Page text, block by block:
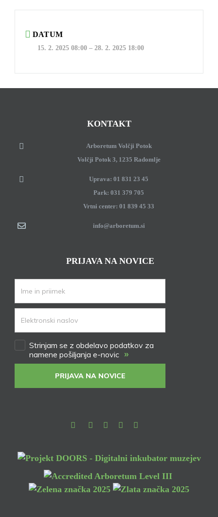
DATUM
15. 2. 2025 08:00– 28. 2. 2025 18:00
KONTAKT
Arboretum Volčji Potok
Volčji Potok 3, 1235 Radomlje
Uprava: 01 831 23 45
Park: 031 379 705
Vrtni center: 01 839 45 33
info@arboretum.si
PRIJAVA NA NOVICE
Strinjam se z obdelavo podatkov za
namene pošiljanja e-novic »
PRIJAVA NA NOVICE
FacebookInstagramYoutubePinterestTikTok